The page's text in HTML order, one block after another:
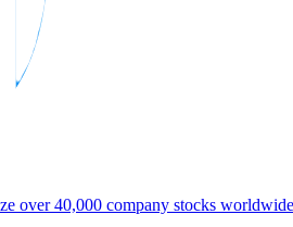
over 40,000 company stocks worldwide